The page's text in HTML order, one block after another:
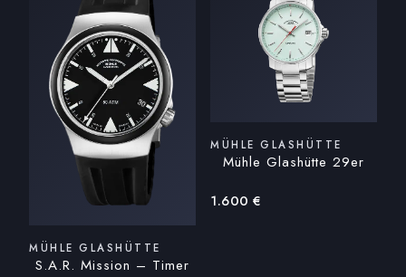
MÜHLE GLASHÜTTE
S.A.R. Mission – Timer
MÜHLE GLASHÜTTE
Mühle Glashütte 29er
1.600 €